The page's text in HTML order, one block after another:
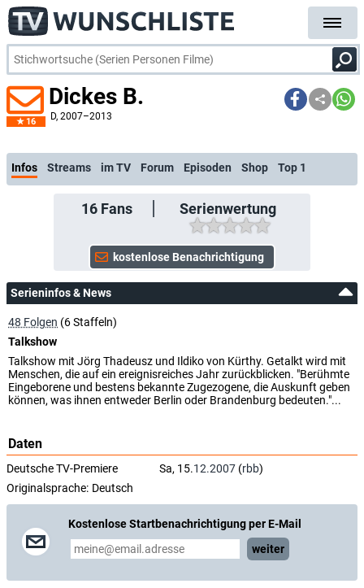
16
Dickes B.
D, 2007–2013
Infos Streams im TV Forum Episoden Shop Top 1
16Fans Serienwertung
Serieninfos & News
48 Folgen (6 Staffeln)
Talkshow
Talkshow mit Jörg Thadeusz und Ildiko von Kürthy. Getalkt wird mit
Menschen, die auf ein ereignisreiches Jahr zurückblicken. "Berühmte
Eingeborene und bestens bekannte Zugezogene, die Auskunft geben
können, was ihnen entweder Berlin oder Brandenburg bedeuten."...
Daten
Deutsche TV-Premiere Sa, 15.12.2007 (rbb)
Originalsprache: Deutsch
Kostenlose Startbenachrichtigung per E-Mail
weiter